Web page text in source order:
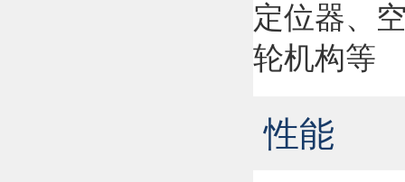
定位器、
轮机构等
性能